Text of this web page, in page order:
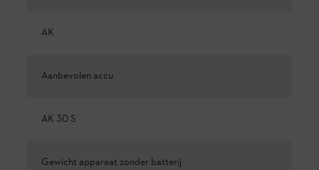
AK
Aanbevolen accu
AK 30 S
Gewicht apparaat zonder batterij